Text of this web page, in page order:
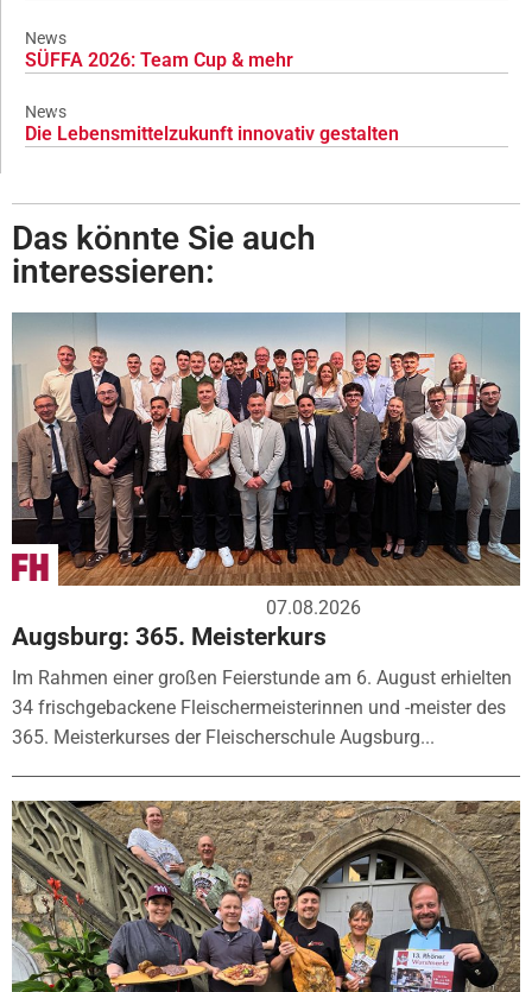
News
SÜFFA 2026: Team Cup & mehr
News
Die Lebensmittelzukunft innovativ gestalten
Das könnte Sie auch
interessieren:
07.08.2026
Augsburg: 365. Meisterkurs
Im Rahmen einer großen Feierstunde am 6. August erhielten
34 frischgebackene Fleischermeisterinnen und -meister des
365. Meisterkurses der Fleischerschule Augsburg...